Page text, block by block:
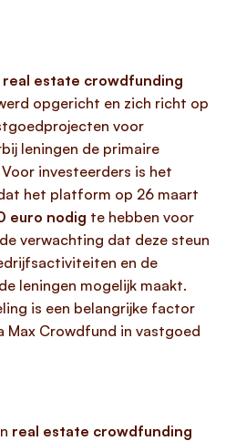
real estate crowdfunding
opgericht en zich richt op
voor
leningen de primaire
investeerders is het
het platform op 26 maart
euro nodig te hebben voor
verwachting dat deze steun
en de
leningen mogelijk maakt.
is een belangrijke factor
Max Crowdfund in vastgoed
real estate crowdfunding